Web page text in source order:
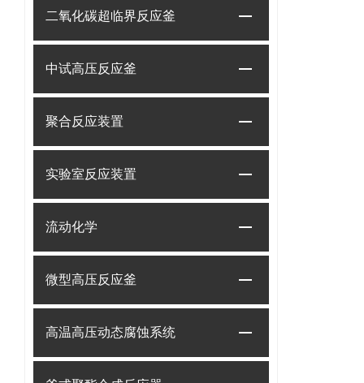
二氧化碳超临界反应釜
中试高压反应釜
聚合反应装置
实验室反应装置
流动化学
微型高压反应釜
高温高压动态腐蚀系统